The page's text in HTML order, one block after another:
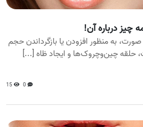
چیز درباره آن!
به منظور افزودن یا بازگرداندن حجم
چین‌وچروک‌ها و ایجاد ظاه [...]
0
15